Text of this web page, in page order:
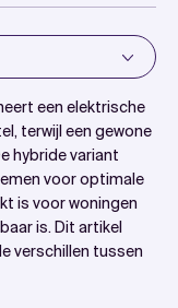
en een
de beste
een elektrische
terwijl een gewone
hybride variant
voor optimale
is voor woningen
is. Dit artikel
verschillen tussen